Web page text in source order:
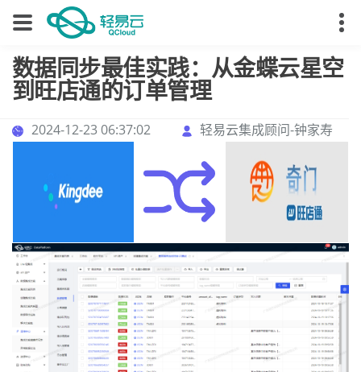
数据同步最佳实践：从金蝶云星空
到旺店通的订单管理
2024-12-23 06:37:02 轻易云集成顾问-钟家寿